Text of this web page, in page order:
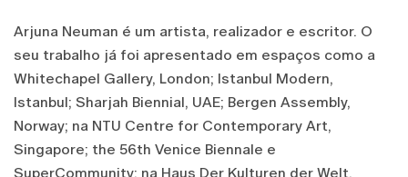
Arjuna Neuman é um artista, realizador e escritor. O
seu trabalho já foi apresentado em espaços como a
Whitechapel Gallery, London; Istanbul Modern,
Istanbul; Sharjah Biennial, UAE; Bergen Assembly,
Norway; na NTU Centre for Contemporary Art,
Singapore; the 56th Venice Biennale e
SuperCommunity; na Haus Der Kulturen der Welt,